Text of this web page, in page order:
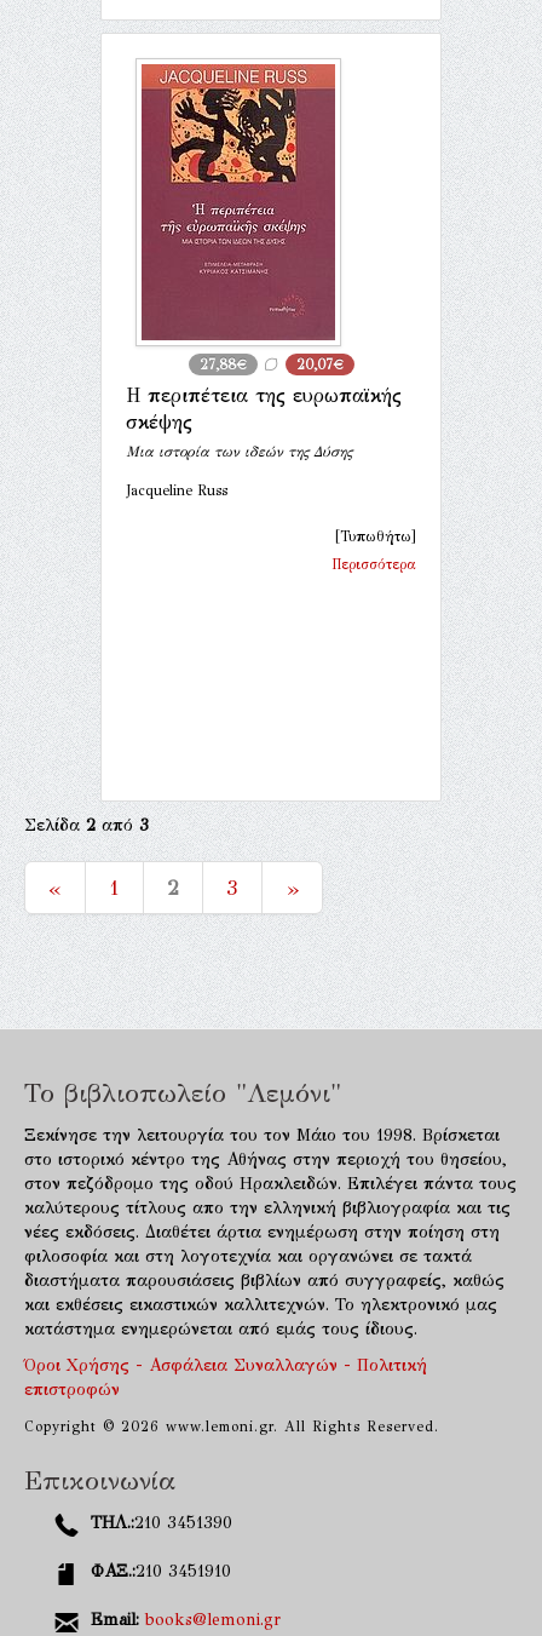
27,88€ 20,07€
Η περιπέτεια της ευρωπαϊκής
σκέψης
Μια ιστορία των ιδεών της Δύσης
Jacqueline Russ
[Τυπωθήτω]
Περισσότερα
Σελίδα2από3
« 1 2 3 »
Το βιβλιοπωλείο "Λεμόνι"
Ξεκίνησε την λειτουργία του τον Μάιο του 1998. Βρίσκεται
στο ιστορικό κέντρο της Αθήνας στην περιοχή του θησείου,
στον πεζόδρομο της οδού Ηρακλειδών. Επιλέγει πάντα τους
καλύτερους τίτλους απο την ελληνική βιβλιογραφία και τις
νέες εκδόσεις. Διαθέτει άρτια ενημέρωση στην ποίηση στη
φιλοσοφία και στη λογοτεχνία και οργανώνει σε τακτά
διαστήματα παρουσιάσεις βιβλίων από συγγραφείς, καθώς
και εκθέσεις εικαστικών καλλιτεχνών. Το ηλεκτρονικό μας
κατάστημα ενημερώνεται από εμάς τους ίδιους.
Όροι Χρήσης - Ασφάλεια Συναλλαγών - Πολιτική
επιστροφών
Copyright © 2026 www.lemoni.gr. All Rights Reserved.
Επικοινωνία
ΤΗΛ.:210 3451390
ΦΑΞ.:210 3451910
Email: books@lemoni.gr